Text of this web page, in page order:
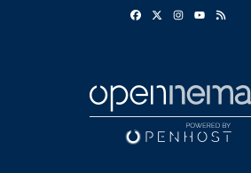
FacebookInstagram